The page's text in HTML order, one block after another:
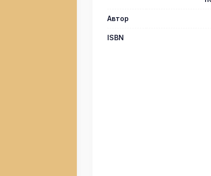
Автор
ISBN